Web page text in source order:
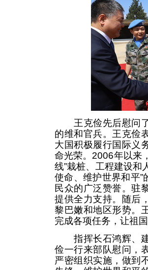
王克俭先后慰问了
的维和官兵。王克俭
大国积极履行国际义
命光荣。2006年以来
线”栽桩、工程建设和
使命、维护世界和平
民众的广泛赞誉。驻
提供全力支持。随后
黎巴嫩和地区形势。
完成各项任务，让祖国
指挥长石鸿辉、建
俭一行来部队慰问，
严密组织实施，做到